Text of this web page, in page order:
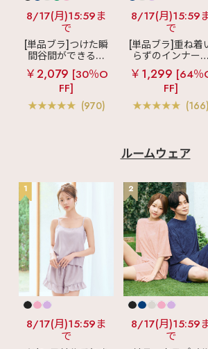
8/17(月)15:59ま
で
[単品ブラ]つけた瞬
間谷間ができるシ
ームレスブラ
超
盛ブラ(R) シームレ
ス 単品ブラジャー
￥2,079 [30％O
FF]
(970)
8/17(月)15:59
で
[単品ブラ]重ね着
らずのインナーブ
ラ
リッチバスト
ブラトップ (ワイ
ー入り)
￥1,299 [64％
FF]
(166)
ルームウェア
1
8/17(月)15:59ま
で
2
8/17(月)15:59
で